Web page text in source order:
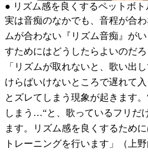
● リズム感を良くするペットボ
実は音痴のなかでも、音程が合
ムが合わない『リズム音痴』が
すためにはどうしたらよいのだろ
「リズムが取れないと、歌い出
けらばいけないところで遅れて
とズレてしまう現象が起きます
しまう…“と、歌っているフリだ
ます。リズム感を良くするため
トレーニングを行います」（上野